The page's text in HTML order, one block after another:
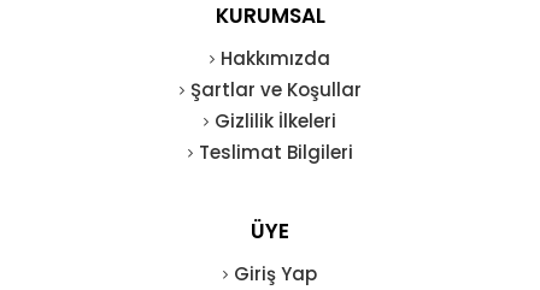
KURUMSAL
Hakkımızda
Şartlar ve Koşullar
Gizlilik İlkeleri
Teslimat Bilgileri
ÜYE
Giriş Yap